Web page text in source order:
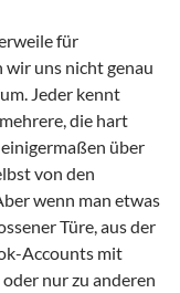
für
uns nicht genau
Jeder kennt
die hart
über
von den
wenn man etwas
Türe, aus der
Accounts mit
nur zu anderen